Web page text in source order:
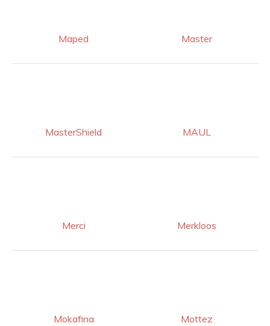
Maped Master
MasterShield MAUL
Merci Merkloos
Mokafina Mottez